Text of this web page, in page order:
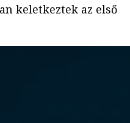
keletkeztek az első